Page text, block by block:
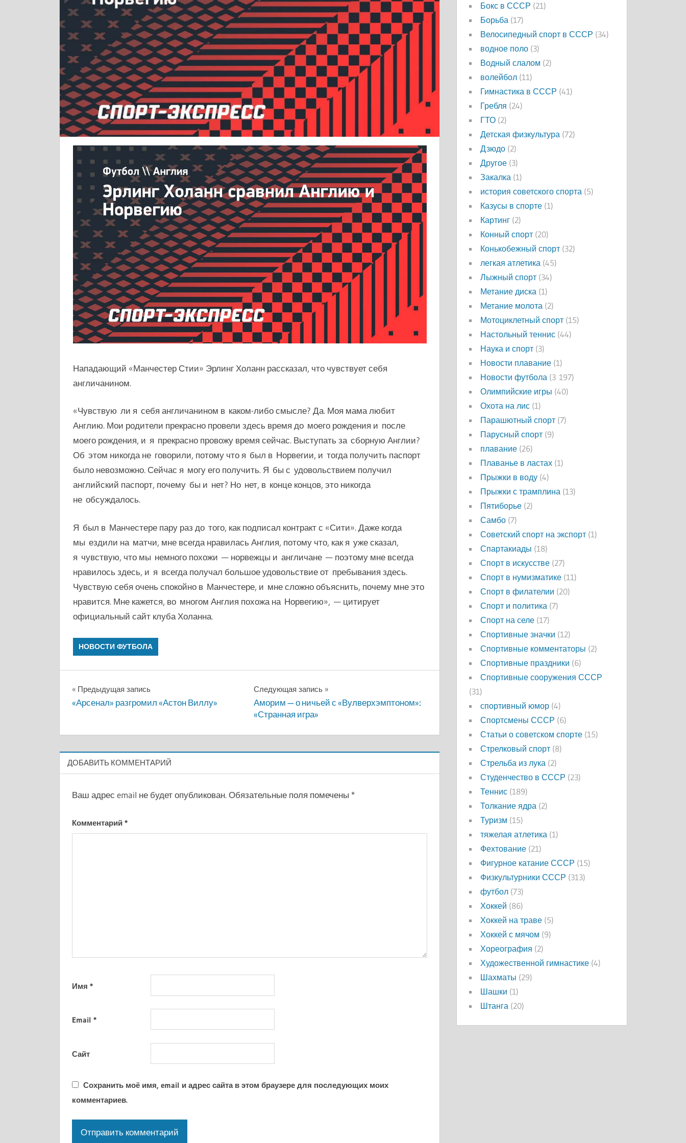
Нападающий «Манчестер Стии» Эрлинг Холанн рассказал, что чувствует себя
англичанином.
«Чувствую ли я себя англичанином в каком-либо смысле? Да. Моя мама любит
Англию. Мои родители прекрасно провели здесь время до моего рождения и после
моего рождения, и я прекрасно провожу время сейчас. Выступать за сборную Англии?
Об этом никогда не говорили, потому что я был в Норвегии, и тогда получить паспорт
было невозможно. Сейчас я могу его получить. Я бы с удовольствием получил
английский паспорт, почему бы и нет? Но нет, в конце концов, это никогда
не обсуждалось.
Я был в Манчестере пару раз до того, как подписал контракт с «Сити».Даже когда
мы ездили на матчи, мне всегда нравилась Англия, потому что, как я уже сказал,
я чувствую, что мы немного похожи — норвежцы и англичане — поэтому мне всегда
нравилось здесь, и я всегда получал большое удовольствие от пребывания здесь.
Чувствую себя очень спокойно в Манчестере, и мне сложно объяснить, почему мне это
нравится. Мне кажется, во многом Англия похожа на Норвегию», — цитирует
официальный сайт клуба Холанна.
НОВОСТИ ФУТБОЛА
Навигация
по
записям
Предыдущая запись
«Арсенал» разгромил «Астон Виллу»
Следующая запись
Аморим — о ничьей с «Вулверхэмптоном»:
«Странная игра»
ДОБАВИТЬ КОММЕНТАРИЙ
Ваш адрес email не будет опубликован.Обязательные поля помечены *
Комментарий *
Имя *
Email *
Сайт
Сохранить моё имя, email и адрес сайта в этом браузере для последующих моих
комментариев.
Бокс в СССР (21)
Борьба (17)
Велосипедный спорт в СССР (34)
водное поло (3)
Водный слалом (2)
волейбол (11)
Гимнастика в СССР (41)
Гребля (24)
ГТО (2)
Детская физкультура (72)
Дзюдо (2)
Другое (3)
Закалка (1)
история советского спорта (5)
Казусы в спорте (1)
Картинг (2)
Конный спорт (20)
Конькобежный спорт (32)
легкая атлетика (45)
Лыжный спорт (34)
Метание диска (1)
Метание молота (2)
Мотоциклетный спорт (15)
Настольный теннис (44)
Наука и спорт (3)
Новости плавание (1)
Новости футбола (3 197)
Олимпийские игры (40)
Охота на лис (1)
Парашютный спорт (7)
Парусный спорт (9)
плавание (26)
Плаванье в ластах (1)
Прыжки в воду (4)
Прыжки с трамплина (13)
Пятиборье (2)
Самбо (7)
Советский спорт на экспорт (1)
Спартакиады (18)
Спорт в искусстве (27)
Спорт в нумизматике (11)
Спорт в филателии (20)
Спорт и политика (7)
Спорт на селе (17)
Спортивные значки (12)
Спортивные комментаторы (2)
Спортивные праздники (6)
Спортивные сооружения СССР
(31)
спортивный юмор (4)
Спортсмены СССР (6)
Статьи о советском спорте (15)
Стрелковый спорт (8)
Стрельба из лука (2)
Студенчество в СССР (23)
Теннис (189)
Толкание ядра (2)
Туризм (15)
тяжелая атлетика (1)
Фехтование (21)
Фигурное катание СССР (15)
Физкультурники СССР (313)
футбол (73)
Хоккей (86)
Хоккей на траве (5)
Хоккей с мячом (9)
Хореография (2)
Художественной гимнастике (4)
Шахматы (29)
Шашки (1)
Штанга (20)